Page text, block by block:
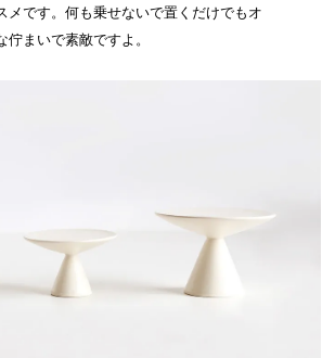
メです。何も乗せないで置くだけでもオ
佇まいで素敵ですよ。